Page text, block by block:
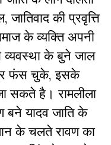
की प्रवृत्ति
के व्यक्ति अपनी
व्यवस्था के बुने जाल
फंस चुके, इसके
सकते है। रामलीला
यादव जाति के
के चलते रावण का